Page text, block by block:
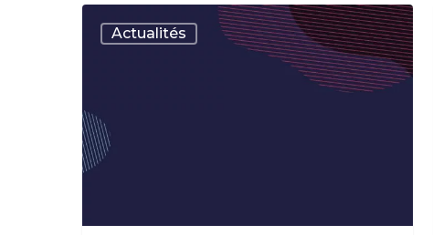
les
associations
dans
Actualités